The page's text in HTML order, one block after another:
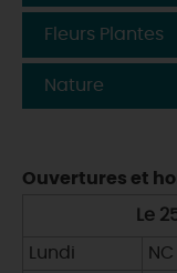
Fleurs Plantes
Nature
Ouvertures et
Le
Lundi
NC